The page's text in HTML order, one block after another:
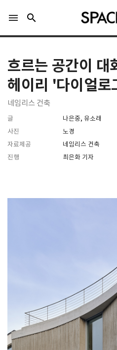
Facebook 로그인
Contact
menu search
흐르는 공간이 대
헤이리 '다이얼로
네임리스 건축
글
나은중, 유소래
사진
노경
자료제공
네임리스 건축
진행
최은화 기자